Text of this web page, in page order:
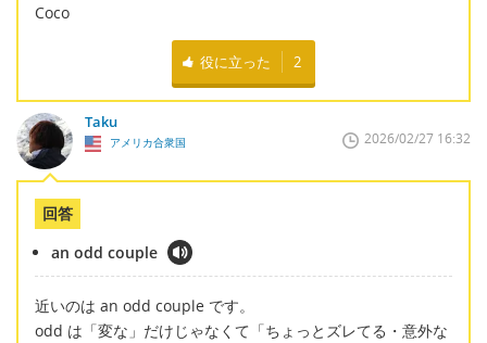
Coco
役に立った 2
Taku
アメリカ合衆国 2026/02/27 16:32
回答
an odd couple
近いのは an odd couple です。
odd は「変な」だけじゃなくて「ちょっとズレてる・意外な